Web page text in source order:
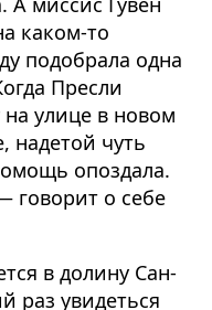
каком-то
подобрала одна
Пресли
улице в новом
надетой чуть
опоздала.
говорит о себе
в долину Сан-
раз увидеться